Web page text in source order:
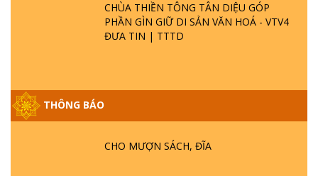
CHÙA THIỀN TÔNG TÂN DIỆU GÓP
PHẦN GÌN GIỮ DI SẢN VĂN HOÁ - VTV4
ĐƯA TIN | TTTD
THÔNG BÁO
CHO MƯỢN SÁCH, ĐĨA
GIẢI ĐÁP ĐẶC BIỆT P25 - SUỐT 49 NĂM
PHẬT KHÔNG NÓI? HỘI LONG HOA LÀ
HỘI GÌ? TỬ VÌ ĐẠO